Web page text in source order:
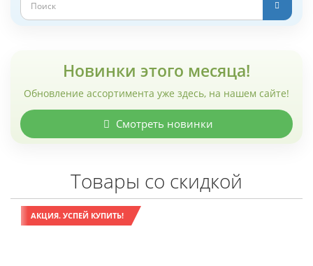
Новинки этого месяца!
Обновление ассортимента уже здесь, на нашем сайте!
Смотреть новинки
Товары со скидкой
АКЦИЯ. УСПЕЙ КУПИТЬ!